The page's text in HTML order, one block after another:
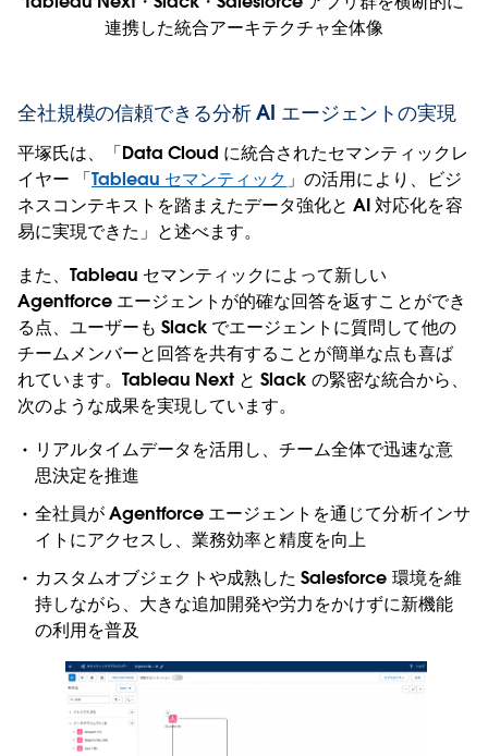
連携した統合アーキテクチャ全体像
全社規模の信頼できる分析 AI エージェントの実現
平塚氏は、「Data Cloud に統合されたセマンティックレ
イヤー 「Tableau セマンティック 」の活用により、ビジ
ネスコンテキストを踏まえたデータ強化と AI 対応化を容
易に実現できた」と述べます。
また、Tableau セマンティックによって新しい
Agentforce エージェントが的確な回答を返すことができ
る点、ユーザーも Slack でエージェントに質問して他の
チームメンバーと回答を共有することが簡単な点も喜ば
れています。Tableau Next と Slack の緊密な統合から、
次のような成果を実現しています。
リアルタイムデータを活用し、チーム全体で迅速な意
思決定を推進
全社員が Agentforce エージェントを通じて分析インサ
イトにアクセスし、業務効率と精度を向上
カスタムオブジェクトや成熟した Salesforce 環境を維
持しながら、大きな追加開発や労力をかけずに新機能
の利用を普及